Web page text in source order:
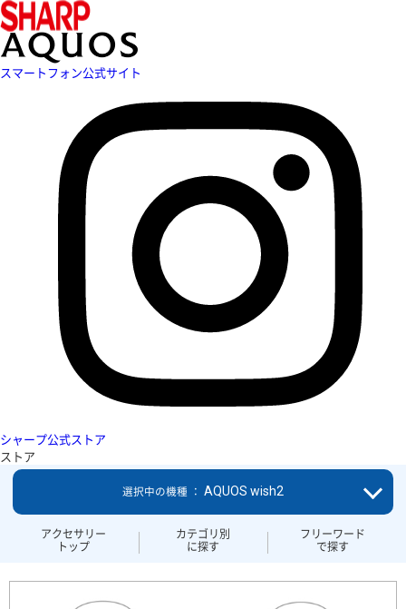
スマートフォン公式サイト
シャープ公式ストア
ストア
アクセサリー
トップ
カテゴリ別
に探す
フリーワード
で探す
選択中の機種 ： AQUOS wish2